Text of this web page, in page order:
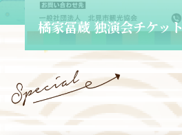
2026.06.01
ショップきたみさん！